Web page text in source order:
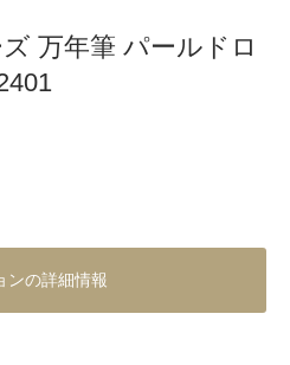
万年筆 パールドロ
ンの詳細情報